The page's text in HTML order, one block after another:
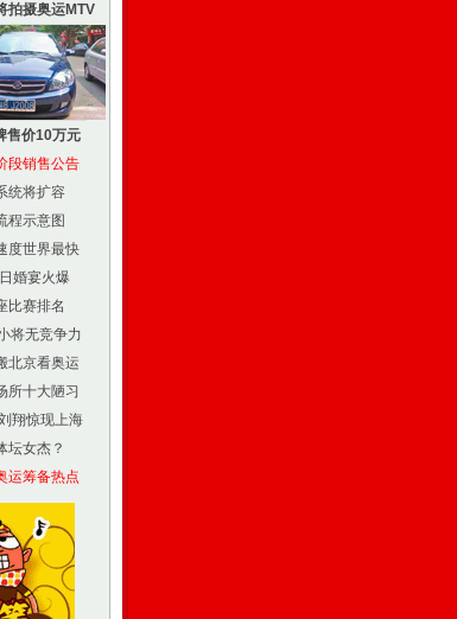
拍摄奥运MTV
售价10万元
段销售公告
统将扩容
程示意图
度世界最快
婚宴火爆
比赛排名
将无竞争力
北京看奥运
所十大陋习
翔惊现上海
坛女杰？
运筹备热点